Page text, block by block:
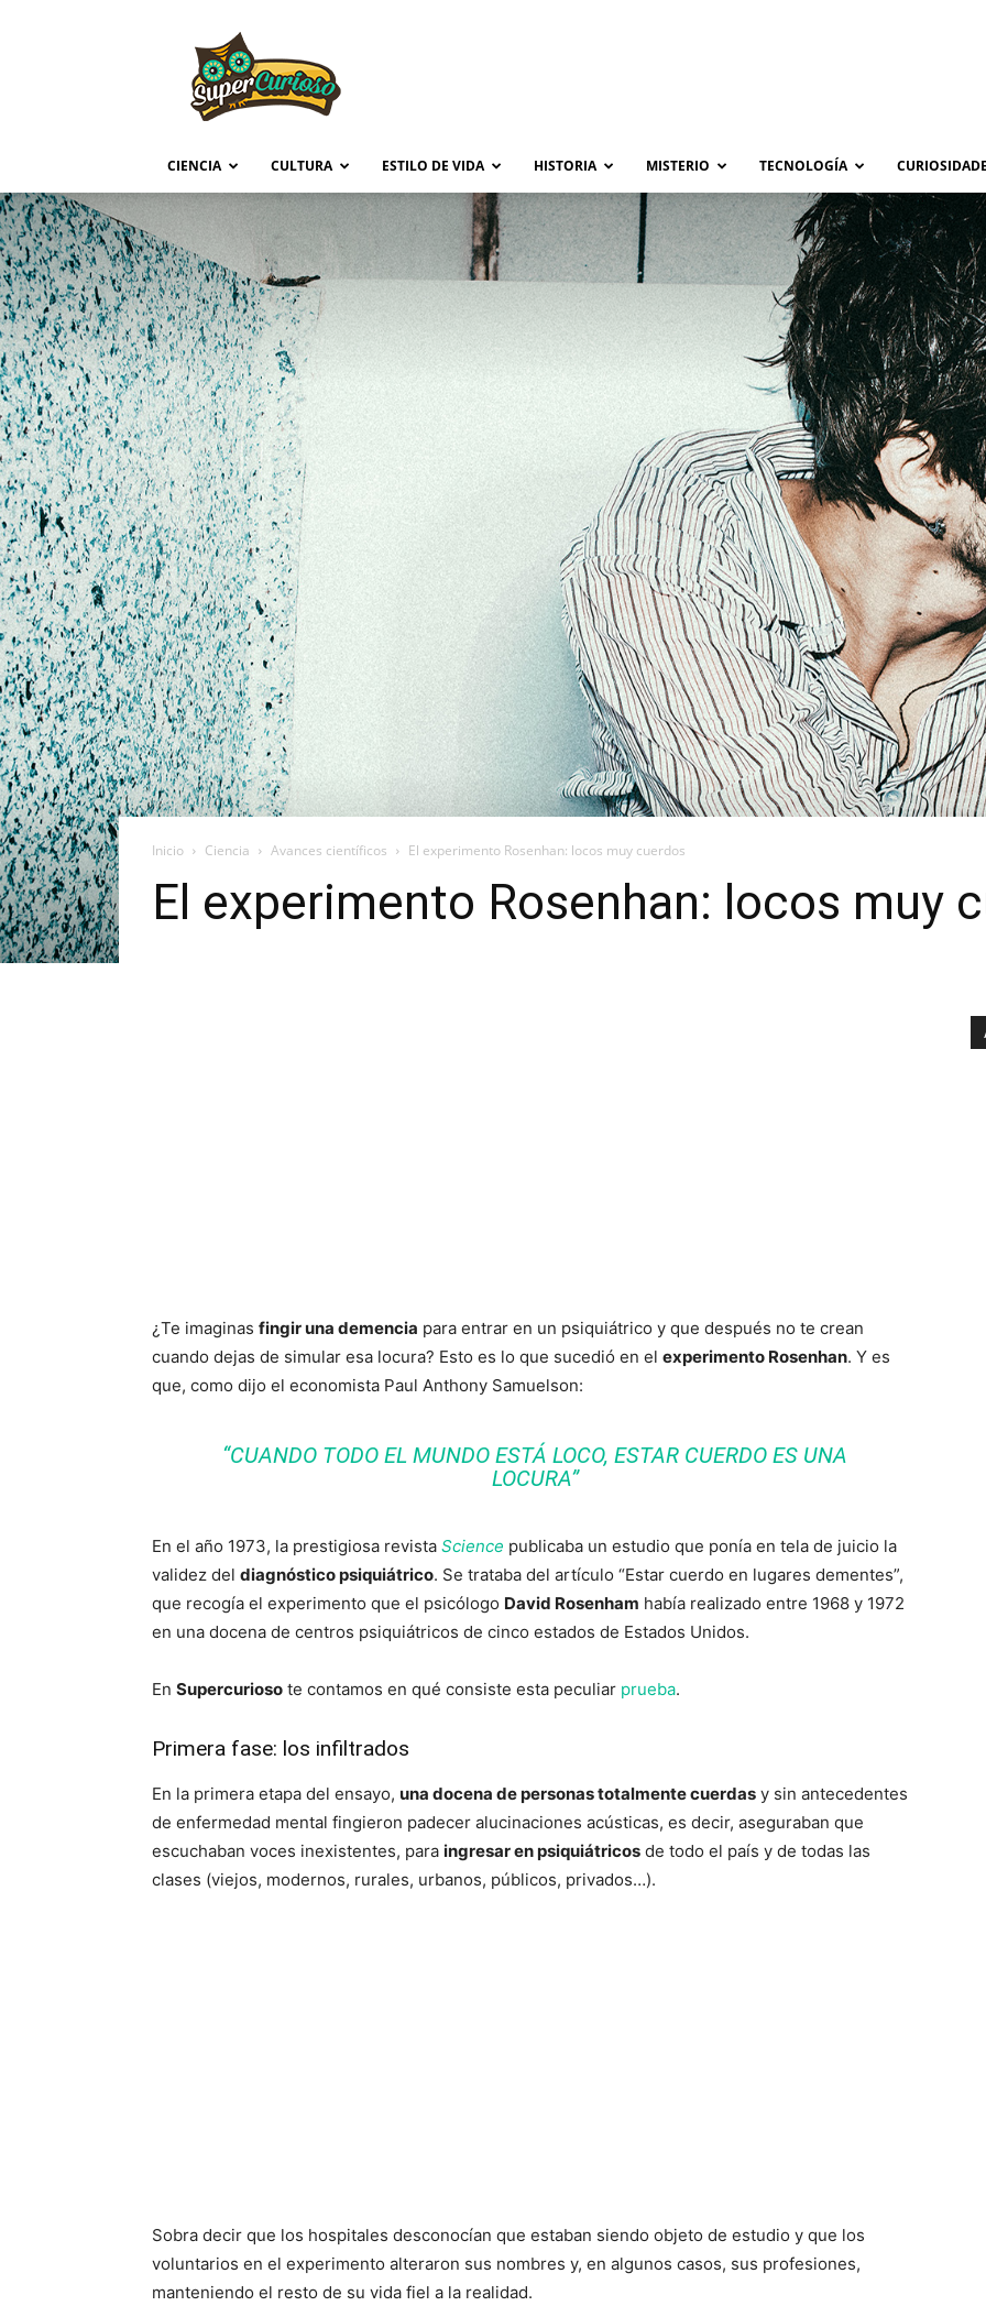
CIENCIA CULTURA ESTILO DE VIDA HISTORIA MISTERIO TECNOLOGÍA
Inicio Ciencia Avances científicos El experimento Rosenhan: locos muy cuerdos
El experimento Rosenhan: locos muy
¿Te imaginas fingir una demencia para entrar en un psiquiátrico y que después no te crean
cuando dejas de simular esa locura? Esto es lo que sucedió en el experimento Rosenhan. Y es
que, como dijo el economista Paul Anthony Samuelson:
“CUANDO TODO EL MUNDO ESTÁ LOCO, ESTAR CUERDO ES UNA
LOCURA”
En el año 1973, la prestigiosa revista Science publicaba un estudio que ponía en tela de juicio la
validez del diagnóstico psiquiátrico. Se trataba del artículo “Estar cuerdo en lugares dementes”,
que recogía el experimento que el psicólogo David Rosenham había realizado entre 1968 y 1972
en una docena de centros psiquiátricos de cinco estados de Estados Unidos.
En Supercurioso te contamos en qué consiste esta peculiar prueba.
Primera fase: los infiltrados
En la primera etapa del ensayo, una docena de personas totalmente cuerdas y sin antecedentes
de enfermedad mental fingieron padecer alucinaciones acústicas, es decir, aseguraban que
escuchaban voces inexistentes, para ingresar en psiquiátricos de todo el país y de todas las
clases (viejos, modernos, rurales, urbanos, públicos, privados…).
Sobra decir que los hospitales desconocían que estaban siendo objeto de estudio y que los
voluntarios en el experimento alteraron sus nombres y, en algunos casos, sus profesiones,
manteniendo el resto de su vida fiel a la realidad.